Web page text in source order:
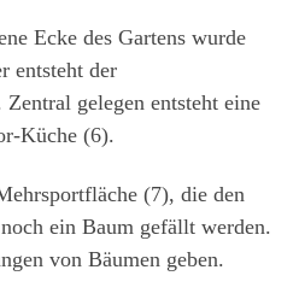
Ecke des Gartens wurde
entsteht der
gelegen entsteht eine
Küche (6).
(7), die den
ein Baum gefällt werden.
von Bäumen geben.